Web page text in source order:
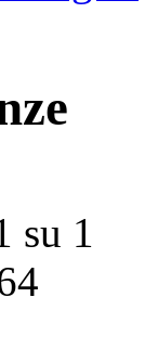
su 1